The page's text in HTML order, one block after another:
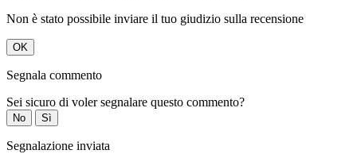
Non è stato possibile inviare il tuo giudizio sulla recensione
OK
Segnala commento
Sei sicuro di voler segnalare questo commento?
No Sì
Segnalazione inviata